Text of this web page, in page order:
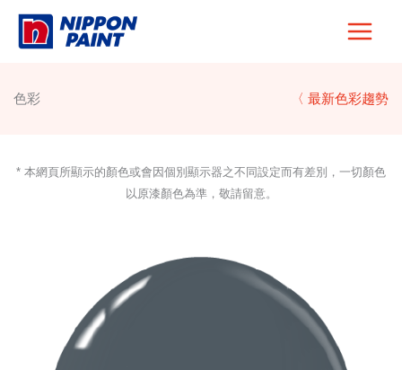
Skip
色彩 〈 最新色彩趨勢
* 本網頁所顯示的顏色或會因個別顯示器之不同設定而有差別，一切顏色
以原漆顏色為準，敬請留意。